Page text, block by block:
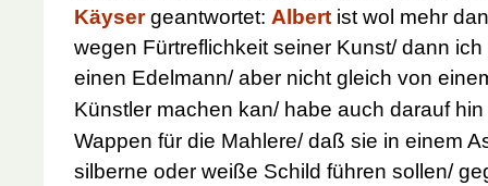
Käysergeantwortet: Albert ist wol mehr
wegen Fürtreflichkeit seiner Kunst/ dann
einen Edelmann/ aber nicht gleich von
Künstler machen kan/ habe auch darauf
Wappen für die Mahlere/ daß sie in einem
silberne oder weiße Schild führen sollen/